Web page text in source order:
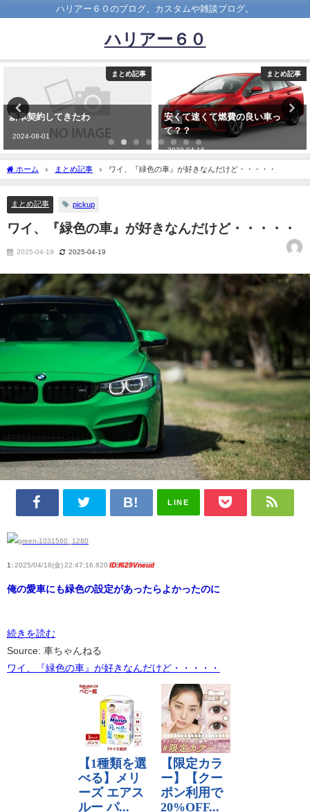
ハリアー６０のブログ。カスタムや雑談ブログ。
ハリアー６０
まとめ記事
安くて速くて燃費の良い車っ
2020-04-16
まとめ記事
スイスポとかいう第一印象ダサい
車ｗｗｗｗｗｗ
2023-03-27
ホーム まとめ記事 ワイ、『緑色の車』が好きなんだけど・・・・・
まとめ記事 pickup
ワイ、『緑色の車』が好きなんだけど・・・・・
2025-04-19 2025-04-19
LINE
1: 2025/04/18(金) 22:47:16.820 ID:f629Vneud
俺の愛車にも緑色の設定があったらよかったのに
続きを読む
Source: 車ちゃんねる
ワイ、『緑色の車』が好きなんだけど・・・・・